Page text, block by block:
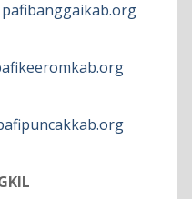
pafibanggaikab.org